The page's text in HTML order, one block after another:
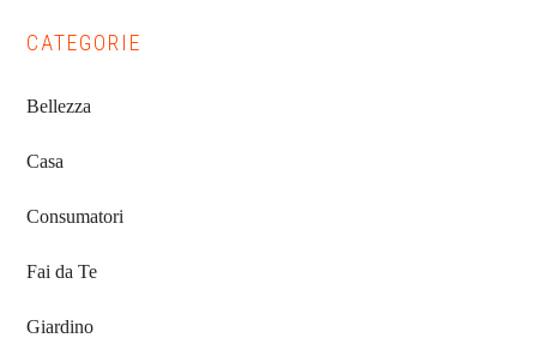
CATEGORIE
Bellezza
Casa
Consumatori
Fai da Te
Giardino